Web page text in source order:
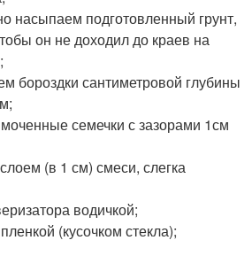
насыпаем подготовленный грунт,
он не доходил до краев на
бороздки сантиметровой глубины
семечки с зазорами 1см
(в 1 см) смеси, слегка
водичкой;
(кусочком стекла);